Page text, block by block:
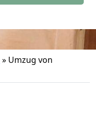
» Umzug von